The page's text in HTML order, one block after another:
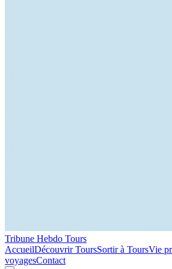
Tribune Hebdo Tours
AccueilDécouvrir ToursSortir à ToursVie
voyagesContact